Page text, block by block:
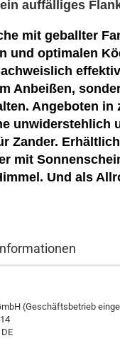
auffälliges
mit geballter
und optimalen
Anbeißen,
Angeboten
unwiderstehlich
Zander.
mit
Und als
(Geschäftsbetrieb